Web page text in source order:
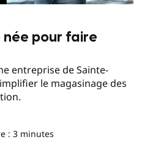
pour faire
entreprise de Sainte-
le magasinage des
: 3 minutes